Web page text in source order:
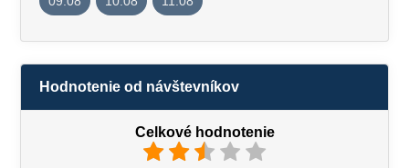
Hodnotenie od návštevníkov
Celkové hodnotenie